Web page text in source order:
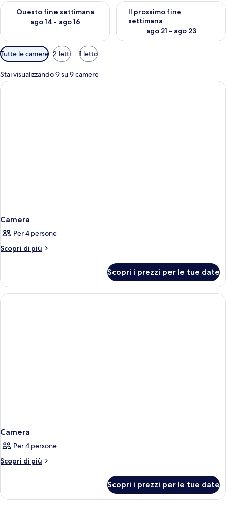
Questo fine settimana
ago 14 - ago 16
Verifica la disponibilità per questo fine settimana, ago 14 -
Il prossimo fine
settimana
ago 21 - ago 23
Verifica la disponibilità per il
Filtri
disponibili
per
le
Tutte le camere 2 letti 1 letto
Stai visualizzando 9 su 9 camere
Camera
Per 4 persone
Scopri di più
Altri
Scopri i prezzi per le tue date
Camera
Per 4 persone
Scopri di più
Altri
Scopri i prezzi per le tue date